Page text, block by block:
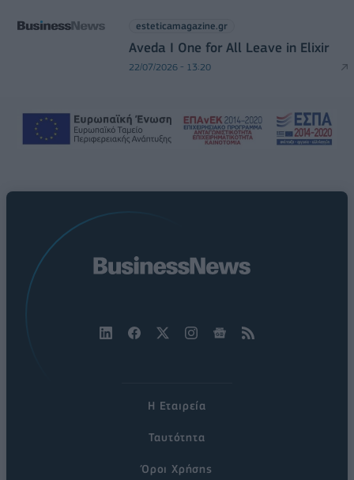
esteticamagazine.gr
Aveda I One for All Leave in Elixir
22/07/2026 - 13:20
Η Εταιρεία
Ταυτότητα
Όροι Χρήσης